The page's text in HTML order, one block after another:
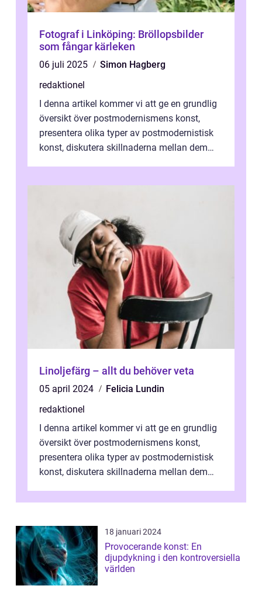
Fotograf i Linköping: Bröllopsbilder
som fångar kärleken
06 juli 2025
Simon Hagberg
redaktionel
I denna artikel kommer vi att ge en grundlig
översikt över postmodernismens konst,
presentera olika typer av postmodernistisk
konst, diskutera skillnaderna mellan dem
Linoljefärg – allt du behöver veta
05 april 2024
Felicia Lundin
redaktionel
I denna artikel kommer vi att ge en grundlig
översikt över postmodernismens konst,
presentera olika typer av postmodernistisk
konst, diskutera skillnaderna mellan dem
18 januari 2024
Provocerande konst: En
djupdykning i den kontroversiella
världen